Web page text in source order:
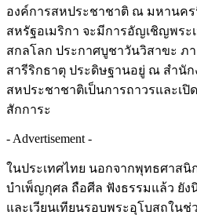
องค์การสหประชาชาติ ณ มหานคร
สหรัฐอเมริกา จะมีการอัญเชิญพร
สกลโลก ประกาศบูชาวันวิสาขะ ภ
สารีริกธาตุ ประดิษฐานอยู่ ณ สำนั
สหประชาชาติเป็นการถาวรและเปิ
สักการะ
- Advertisement -
ในประเทศไทย นอกจากพุทธศาสนิ
บำเพ็ญกุศล ถือศีล ฟังธรรมแล้ว ยั
และเวียนเทียนรอบพระอุโบสถในช่